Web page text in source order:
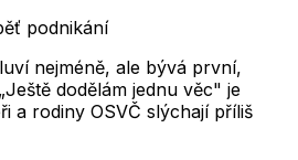
podnikání
nejméně, ale bývá první,
dodělám jednu věc" je
a rodiny OSVČ slýchají příliš